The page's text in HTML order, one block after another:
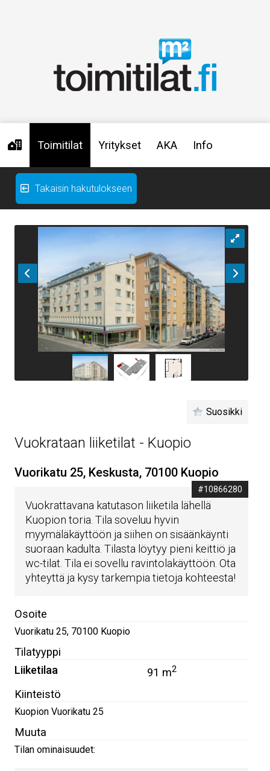
Toimitilat Yritykset AKA Info
Takaisin hakutulokseen
Suosikki
Vuokrataan liiketilat - Kuopio
Vuorikatu 25, Keskusta, 70100 Kuopio
#10866280
Vuokrattavana katutason liiketila lähellä
Kuopion toria. Tila soveluu hyvin
myymäläkäyttöön ja siihen on sisäänkäynti
suoraan kadulta. Tilasta löytyy pieni keittiö ja
wc-tilat. Tila ei sovellu ravintolakäyttöön. Ota
yhteyttä ja kysy tarkempia tietoja kohteesta!
Osoite
Vuorikatu 25, 70100 Kuopio
Tilatyyppi
Liiketilaa
91 m2
Kiinteistö
Kuopion Vuorikatu 25
Muuta
Tilan ominaisuudet: